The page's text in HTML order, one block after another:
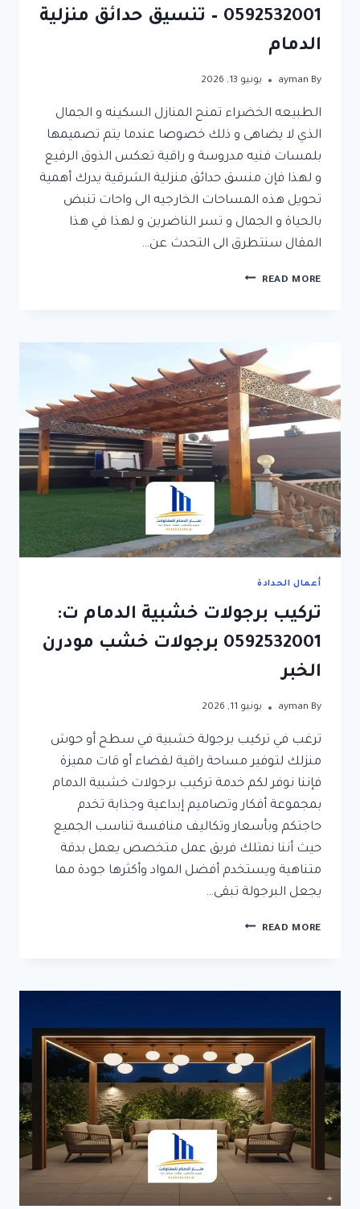
0592532001 – تنسيق حدائق منزلية
الدمام
By
ayman يونيو 13, 2026
الطبيعه الخضراء تمنح المنازل السكينه و الجمال
الذي لا يضاهى و ذلك خصوصا عندما يتم تصميمها
بلمسات فنيه مدروسة و راقية تعكس الذوق الرفيع
و لهذا فإن منسق حدائق منزلية الشرقية يدرك أهمية
تحويل هذه المساحات الخارجيه الى واحات تنبض
بالحياة و الجمال و تسر الناضرين و لهذا في هذا
المقال سنتطرق الى التحدث عن…
READ MORE منسق
0592532001
–
تنسيق
حدائق
منزلية
الدمام
أعمال الحدادة
تركيب برجولات خشبية الدمام ت:
0592532001 برجولات خشب مودرن
الخبر
By
ayman يونيو 11, 2026
ترغب في تركيب برجولة خشبية في سطح أو حوش
منزلك لتوفير مساحة راقية لقضاء أو قات مميزة
فإننا نوفر لكم خدمة تركيب برجولات خشبية الدمام
بمجموعة أفكار وتصاميم إبداعية وجذابة تخدم
حاجتكم وبأسعار وتكاليف منافسة تناسب الجميع
حيث أننا نمتلك فريق عمل متخصص يعمل بدقة
متناهية ويستخدم أفضل المواد وأكثرها جودة مما
يجعل البرجولة تبقى…
READ MORE تركيب
ت:
برجولات
خشب
مودرن
الخبر